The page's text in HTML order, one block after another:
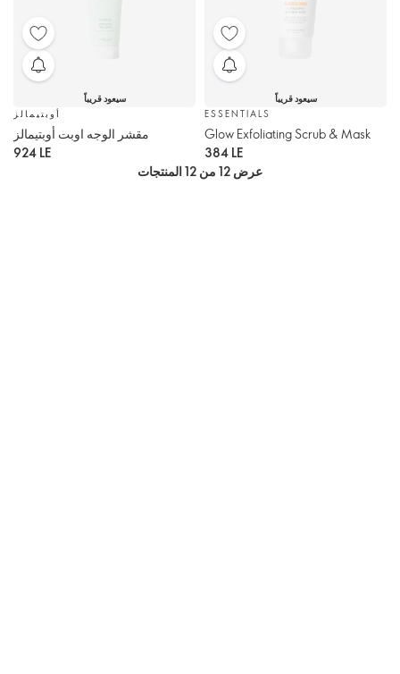
سيعود قريباً
أوبتيمالز
مقشر الوجه اوبت أوبتيمالز
924 LE
سيعود قريباً
ESSENTIALS
Glow Exfoliating Scrub & Mask
384 LE
عرض 12 من 12 المنتجات